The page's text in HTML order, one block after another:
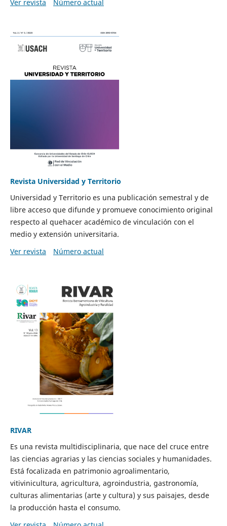
Ver revista
Número actual
Revista Universidad y Territorio
Universidad y Territorio es una publicación semestral y de
libre acceso que difunde y promueve conocimiento original
respecto al quehacer académico de vinculación con el
medio y extensión universitaria.
Ver revista
Número actual
RIVAR
Es una revista multidisciplinaria, que nace del cruce entre
las ciencias agrarias y las ciencias sociales y humanidades.
Está focalizada en patrimonio agroalimentario,
vitivinicultura, agricultura, agroindustria, gastronomía,
culturas alimentarias (arte y cultura) y sus paisajes, desde
la producción hasta el consumo.